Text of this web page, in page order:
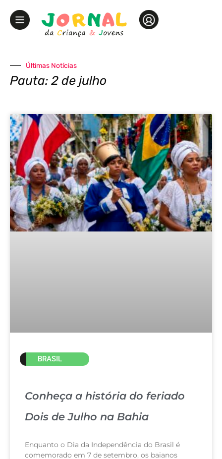
Últimas Notícias
Pauta: 2 de julho
BRASIL
Conheça a história do feriado
Dois de Julho na Bahia
Enquanto o Dia da Independência do Brasil é
comemorado em 7 de setembro, os baianos